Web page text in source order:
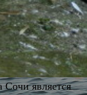
является